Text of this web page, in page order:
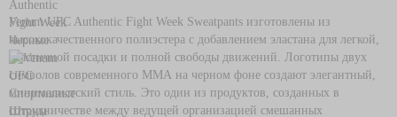
Venum UFC Authentic Fight Week Sweatpants изготовлены из
высококачественного полиэстера с добавлением эластана для легкой,
эластичной посадки и полной свободы движений. Логотипы двух
символов современного ММА на черном фоне создают элегантный,
минималистский стиль. Это один из продуктов, созданных в
сотрудничестве между ведущей организацией смешанных